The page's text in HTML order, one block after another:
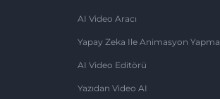
AI Video Aracı
Yapay Zeka Ile Animasyon Yapma
AI Video Editörü
Yazıdan Video AI